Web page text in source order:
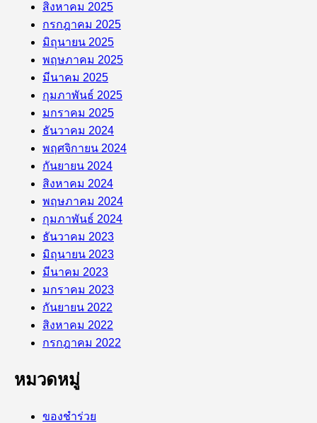
สิงหาคม 2025
กรกฎาคม 2025
มิถุนายน 2025
พฤษภาคม 2025
มีนาคม 2025
กุมภาพันธ์ 2025
มกราคม 2025
ธันวาคม 2024
พฤศจิกายน 2024
กันยายน 2024
สิงหาคม 2024
พฤษภาคม 2024
กุมภาพันธ์ 2024
ธันวาคม 2023
มิถุนายน 2023
มีนาคม 2023
มกราคม 2023
กันยายน 2022
สิงหาคม 2022
กรกฎาคม 2022
หมวดหมู่
ของชำร่วย